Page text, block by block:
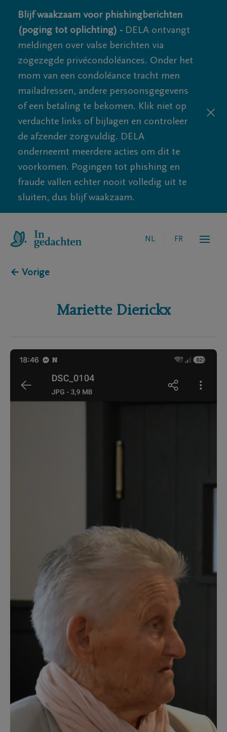
Blijf waakzaam voor phishingberichten
(poging tot oplichting) - DELA ontvangt
meldingen over valse berichten via
zogezegde privécondoléances. Onder het
mom van een condoléance tracht men
mailadressen, andere persoonsgegevens
of een betaling te bekomen. Klik niet op
verdachte links of bijlagen en controleer
de afzender zorgvuldig. DELA
onderneemt meerdere acties om dit te
voorkomen. Pogingen tot phishing en
fraude vallen echter nooit volledig uit te
sluiten, dus blijf waakzaam.
NL FR
← Vorige
Mariette Dierickx